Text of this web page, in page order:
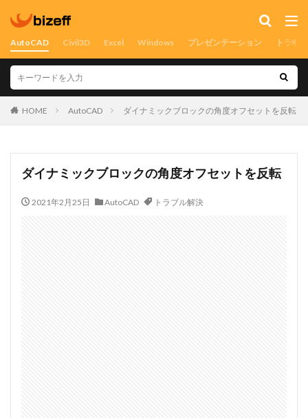
AutoCAD Civil3D Excel Windows プレゼンテーション トラブ
HOME AutoCAD ダイナミックブロックの角度オフセットを反転
ダイナミックブロックの角度オフセットを反転
2021年2月25日 AutoCAD トラブル解決